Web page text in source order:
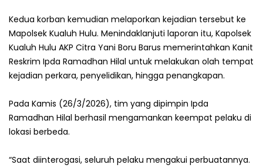
Kedua korban kemudian melaporkan kejadian tersebut ke
Mapolsek Kualuh Hulu. Menindaklanjuti laporan itu, Kapolsek
Kualuh Hulu AKP Citra Yani Boru Barus memerintahkan Kanit
Reskrim Ipda Ramadhan Hilal untuk melakukan olah tempat
kejadian perkara, penyelidikan, hingga penangkapan.
Pada Kamis (26/3/2026), tim yang dipimpin Ipda
Ramadhan Hilal berhasil mengamankan keempat pelaku di
lokasi berbeda.
“Saat diinterogasi, seluruh pelaku mengakui perbuatannya.